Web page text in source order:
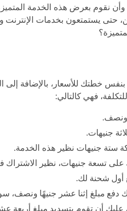
نقوم بعرض هذه الخدمة
يستمتعون بخدمات الإنترنت
خطتك للأسعار، بالإضافة إلى
فهي كالتالي:
ونصف.
جنيهات.
ستة جنيهات نظير هذه الخدمة.
على تسعة جنيهات، نظير
شحنة لك.
دفع مبلغ إثنا عشر جنيهًا
أن تقوم بتسديد مبلغ أربعة